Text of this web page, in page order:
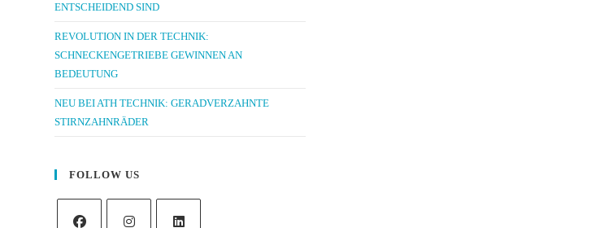
TSCHEIDEND SIND
REVOLUTION IN DER TECHNIK:
SCHNECKENGETRIEBE GEWINNEN AN
BEDEUTUNG
NEU BEI ATH TECHNIK: GERADVERZAHNTE
STIRNZAHNRÄDER
FOLLOW US